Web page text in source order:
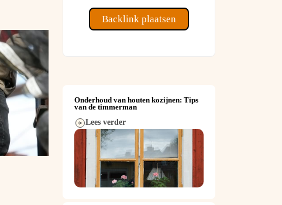
Backlink plaatsen
Onderhoud van houten kozijnen: Tips
van de timmerman
Lees verder